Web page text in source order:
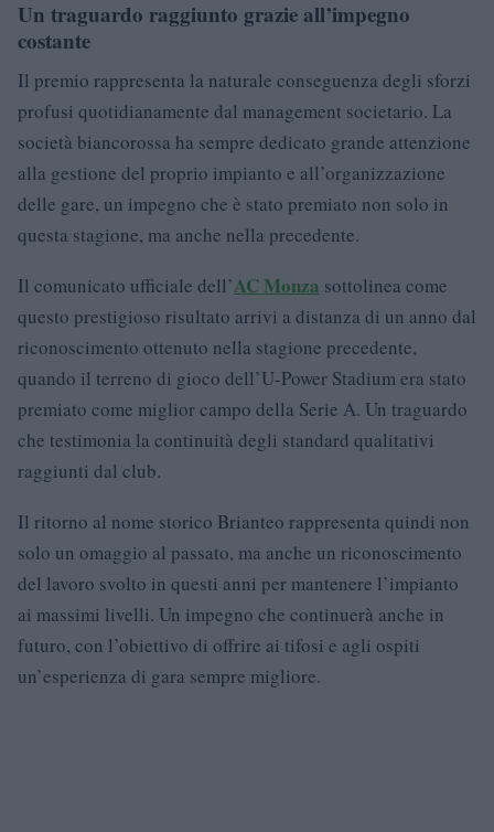
Un traguardo raggiunto grazie all’impegno
costante
Il premio rappresenta la naturale conseguenza degli sforzi
profusi quotidianamente dal management societario. La
società biancorossa ha sempre dedicato grande attenzione
alla gestione del proprio impianto e all’organizzazione
delle gare, un impegno che è stato premiato non solo in
questa stagione, ma anche nella precedente.
Il comunicato ufficiale dell’AC Monza sottolinea come
questo prestigioso risultato arrivi a distanza di un anno dal
riconoscimento ottenuto nella stagione precedente,
quando il terreno di gioco dell’U-Power Stadium era stato
premiato come miglior campo della Serie A. Un traguardo
che testimonia la continuità degli standard qualitativi
raggiunti dal club.
Il ritorno al nome storico Brianteo rappresenta quindi non
solo un omaggio al passato, ma anche un riconoscimento
del lavoro svolto in questi anni per mantenere l’impianto
ai massimi livelli. Un impegno che continuerà anche in
futuro, con l’obiettivo di offrire ai tifosi e agli ospiti
un’esperienza di gara sempre migliore.